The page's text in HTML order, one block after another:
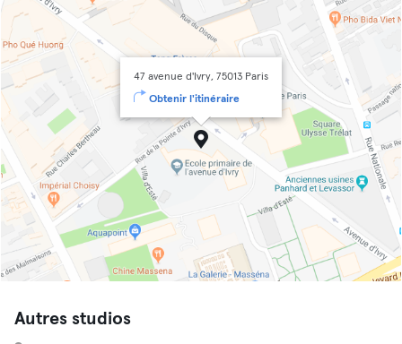
47 avenue d'Ivry, 75013 Paris
Obtenir l'itinéraire
Autres studios